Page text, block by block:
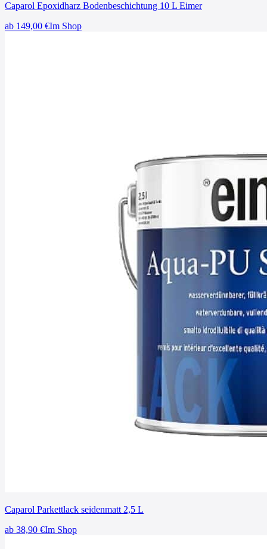
Caparol Epoxidharz Bodenbeschichtung 10 L Eimer
ab 149,00 €Im Shop
Caparol Parkettlack seidenmatt 2,5 L
ab 38,90 €Im Shop